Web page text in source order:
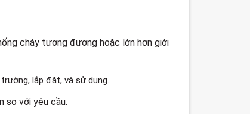
cháy tương đương hoặc lớn hơn giới
lắp đặt, và sử dụng.
so với yêu cầu.